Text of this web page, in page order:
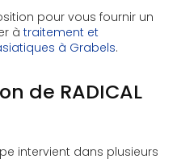
pour vous fournir un
à traitement et
à Grabels.
de RADICAL
intervient dans plusieurs